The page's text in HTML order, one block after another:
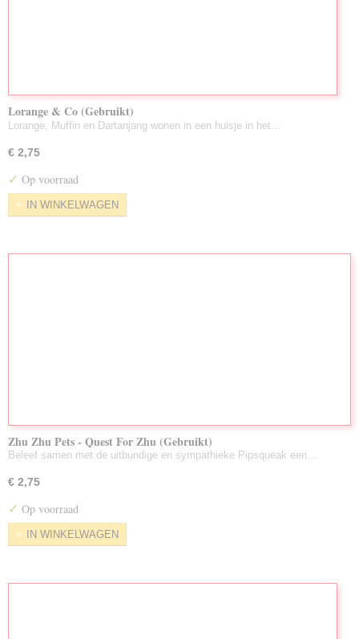
Lorange & Co (Gebruikt)
Lorange, Muffin en Dartanjang wonen in een huisje in het…
€ 2,75
✓ Op voorraad
IN WINKELWAGEN
Zhu Zhu Pets - Quest For Zhu (Gebruikt)
Beleef samen met de uitbundige en sympathieke Pipsqueak een…
€ 2,75
✓ Op voorraad
IN WINKELWAGEN